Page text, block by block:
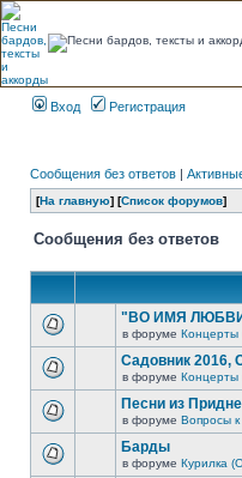
Вход Регистрация
Сообщения без ответов |
[На главную] [Список форумов]
Сообщения без ответов
"ВО ИМЯ
в форуме Концерты
Садовник 2016,
в форуме Концерты
Песни из
в форуме Вопросы
Барды
в форуме Курилка